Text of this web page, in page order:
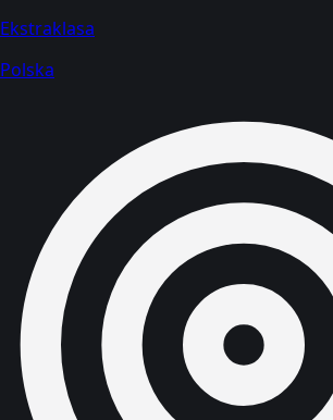
Ekstraklasa
Polska